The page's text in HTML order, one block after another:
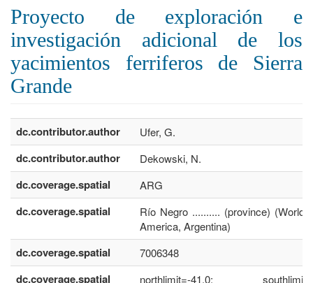
Proyecto de exploración e
investigación adicional de los
yacimientos ferriferos de Sierra
Grande
dc.contributor.author Ufer, G.
dc.contributor.author Dekowski, N.
dc.coverage.spatial ARG
dc.coverage.spatial
Río Negro .......... (province) (World,
America, Argentina)
dc.coverage.spatial 7006348
dc.coverage.spatial
northlimit=-41.0; southlimit=-